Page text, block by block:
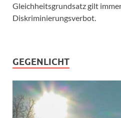
Gleichheitsgrundsatz gilt
Diskriminierungsverbot.
GEGENLICHT